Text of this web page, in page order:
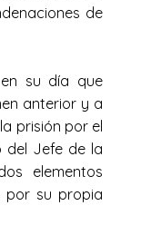
de
su día que
anterior y a
prisión por el
del Jefe de la
elementos
por su propia